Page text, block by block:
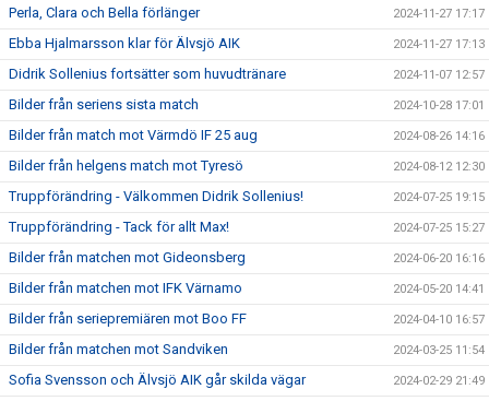
Perla, Clara och Bella förlänger 2024-11-27 17:17
Ebba Hjalmarsson klar för Älvsjö AIK 2024-11-27 17:13
Didrik Sollenius fortsätter som huvudtränare 2024-11-07 12:57
Bilder från seriens sista match 2024-10-28 17:01
Bilder från match mot Värmdö IF 25 aug 2024-08-26 14:16
Bilder från helgens match mot Tyresö 2024-08-12 12:30
Truppförändring - Välkommen Didrik Sollenius! 2024-07-25 19:15
Truppförändring - Tack för allt Max! 2024-07-25 15:27
Bilder från matchen mot Gideonsberg 2024-06-20 16:16
Bilder från matchen mot IFK Värnamo 2024-05-20 14:41
Bilder från seriepremiären mot Boo FF 2024-04-10 16:57
Bilder från matchen mot Sandviken 2024-03-25 11:54
Sofia Svensson och Älvsjö AIK går skilda vägar 2024-02-29 21:49